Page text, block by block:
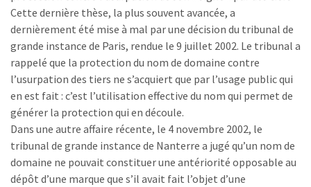
Cette dernière thèse, la plus souvent avancée, a
dernièrement été mise à mal par une décision du tribunal de
grande instance de Paris, rendue le 9 juillet 2002. Le tribunal a
rappelé que la protection du nom de domaine contre
l’usurpation des tiers ne s’acquiert que par l’usage public qui
en est fait : c’est l’utilisation effective du nom qui permet de
générer la protection qui en découle.
Dans une autre affaire récente, le 4 novembre 2002, le
tribunal de grande instance de Nanterre a jugé qu’un nom de
domaine ne pouvait constituer une antériorité opposable au
dépôt d’une marque que s’il avait fait l’objet d’une